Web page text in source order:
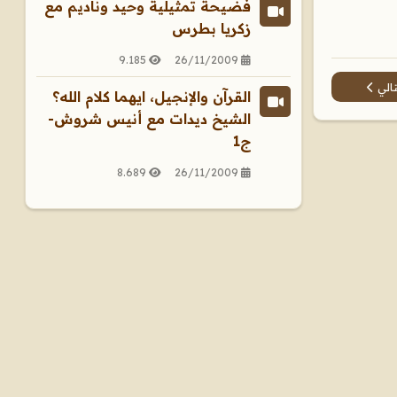
التالي: المرأة التى أصبحت بابا الفاتيكان (يوحنا الثامن)
فضيحة تمثيلية وحيد وناديم مع
زكريا بطرس
26/11/2009
9.185
القرآن والإنجيل، ايهما كلام الله؟
الشيخ ديدات مع أنيس شروش-
ج1
26/11/2009
8.689